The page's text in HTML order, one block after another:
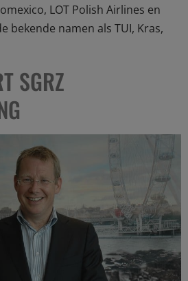
LOT Polish Airlines en
bekende namen als TUI, Kras,
SGRZ